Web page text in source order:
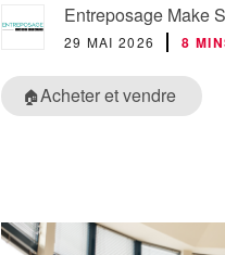
Entreposage Make
29 MAI 2026 8
🏠Acheter et vendre